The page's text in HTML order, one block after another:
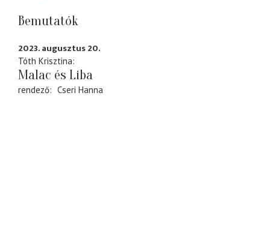
Bemutatók
2023. augusztus 20.
Tóth Krisztina
Malac és Liba
rendező Cseri Hanna